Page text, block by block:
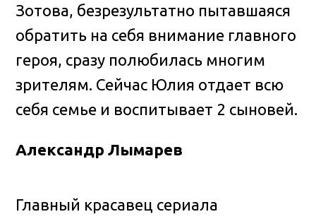
Зотова, безрезультатно пытавшаяся
обратить на себя внимание главного
героя, сразу полюбилась многим
зрителям. Сейчас Юлия отдает всю
себя семье и воспитывает 2 сыновей.
Александр Лымарев
Главный красавец сериала